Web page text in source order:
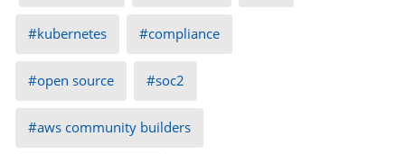
kubernetes compliance
open source soc2
aws community builders